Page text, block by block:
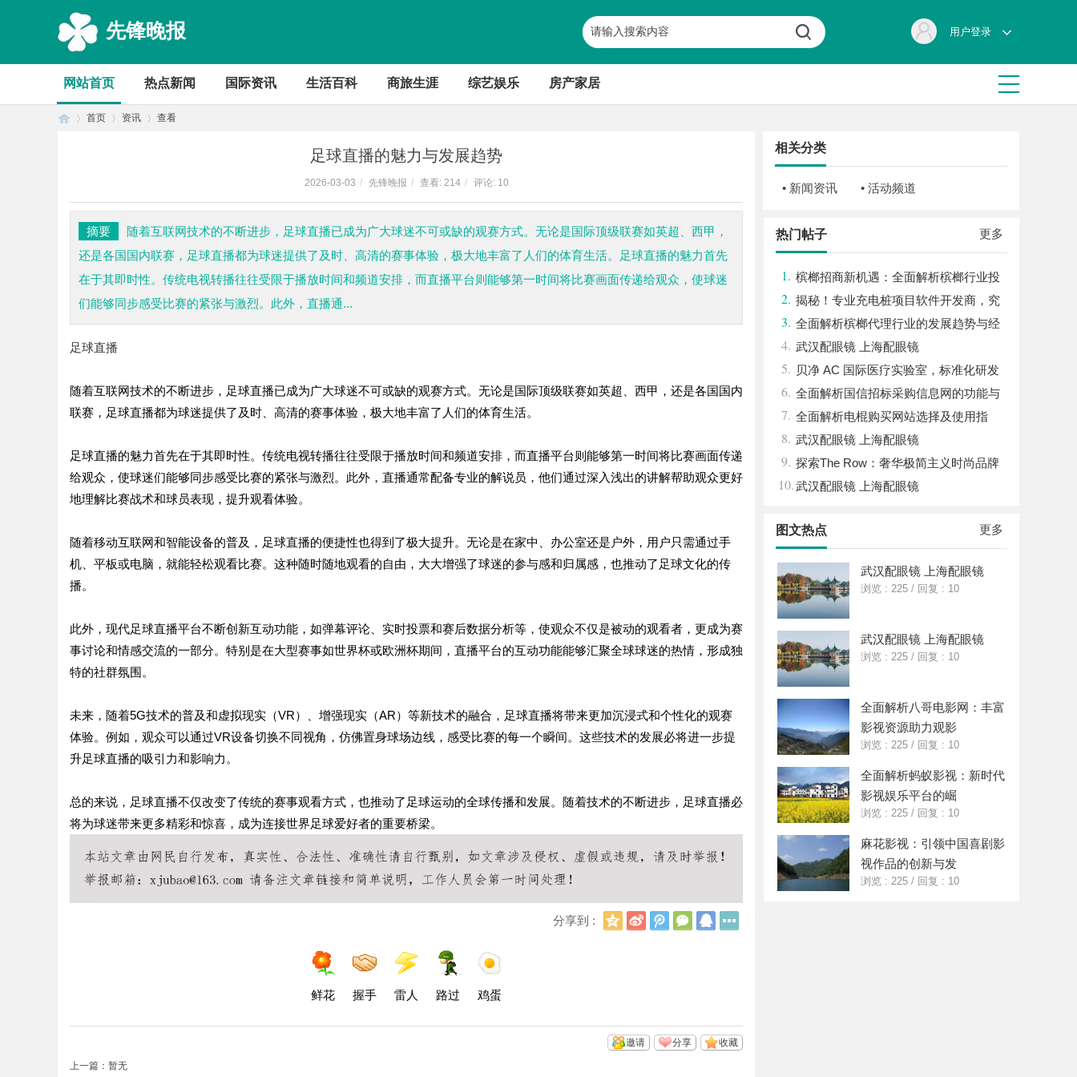
先锋晚报 用户登录
网站首页 热点新闻 国际资讯 生活百科 商旅生涯 综艺娱乐 房产家居
首页 资讯 查看
足球直播的魅力与发展趋势
2026-03-03 / 先锋晚报 / 查看: 214 / 评论: 10
摘要
随着互联网技术的不断进步，足球直播已成为广大球迷不可或缺的观赛方式。无论是国际顶级联赛如英超、西甲，
还是各国国内联赛，足球直播都为球迷提供了及时、高清的赛事体验，极大地丰富了人们的体育生活。足球直播的魅力首先
在于其即时性。传统电视转播往往受限于播放时间和频道安排，而直播平台则能够第一时间将比赛画面传递给观众，使球迷
们能够同步感受比赛的紧张与激烈。此外，直播通...
足球直播
随着互联网技术的不断进步，足球直播已成为广大球迷不可或缺的观赛方式。无论是国际顶级联赛如英超、西甲，还是各国国内
联赛，足球直播都为球迷提供了及时、高清的赛事体验，极大地丰富了人们的体育生活。
足球直播的魅力首先在于其即时性。传统电视转播往往受限于播放时间和频道安排，而直播平台则能够第一时间将比赛画面传递
给观众，使球迷们能够同步感受比赛的紧张与激烈。此外，直播通常配备专业的解说员，他们通过深入浅出的讲解帮助观众更好
地理解比赛战术和球员表现，提升观看体验。
随着移动互联网和智能设备的普及，足球直播的便捷性也得到了极大提升。无论是在家中、办公室还是户外，用户只需通过手
机、平板或电脑，就能轻松观看比赛。这种随时随地观看的自由，大大增强了球迷的参与感和归属感，也推动了足球文化的传
播。
此外，现代足球直播平台不断创新互动功能，如弹幕评论、实时投票和赛后数据分析等，使观众不仅是被动的观看者，更成为赛
事讨论和情感交流的一部分。特别是在大型赛事如世界杯或欧洲杯期间，直播平台的互动功能能够汇聚全球球迷的热情，形成独
特的社群氛围。
未来，随着5G技术的普及和虚拟现实（VR）、增强现实（AR）等新技术的融合，足球直播将带来更加沉浸式和个性化的观赛
体验。例如，观众可以通过VR设备切换不同视角，仿佛置身球场边线，感受比赛的每一个瞬间。这些技术的发展必将进一步提
升足球直播的吸引力和影响力。
总的来说，足球直播不仅改变了传统的赛事观看方式，也推动了足球运动的全球传播和发展。随着技术的不断进步，足球直播必
将为球迷带来更多精彩和惊喜，成为连接世界足球爱好者的重要桥梁。
分享到 :
Q
新
浪
腾
讯
微
信
Q
鲜花 握手 雷人 路过 鸡蛋
收藏
分享
邀请
上一篇：暂无
相关分类
• 新闻资讯 • 活动频道
更多
热门帖子
1. 槟榔招商新机遇：全面解析槟榔行业投
资前景与市场潜力
2. 揭秘！专业充电桩项目软件开发商，究
竟藏着哪些行业秘诀？
3. 全面解析槟榔代理行业的发展趋势与经
营策略
4. 武汉配眼镜 上海配眼镜
5. 贝净 AC 国际医疗实验室，标准化研发
体系全解析
6. 全面解析国信招标采购信息网的功能与
优势
7. 全面解析电棍购买网站选择及使用指
南，保障安全与合法性
8. 武汉配眼镜 上海配眼镜
9. 探索The Row：奢华极简主义时尚品牌
的崛起与魅力解析
10.武汉配眼镜 上海配眼镜
更多
图文热点
武汉配眼镜 上海配眼镜
浏览 : 225 / 回复 : 10
武汉配眼镜 上海配眼镜
浏览 : 225 / 回复 : 10
全面解析八哥电影网：丰富
影视资源助力观影
浏览 : 225 / 回复 : 10
全面解析蚂蚁影视：新时代
影视娱乐平台的崛
浏览 : 225 / 回复 : 10
麻花影视：引领中国喜剧影
视作品的创新与发
浏览 : 225 / 回复 : 10